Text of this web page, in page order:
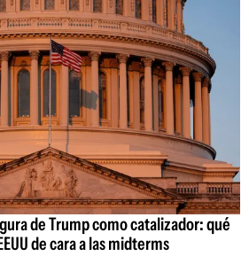
de Trump como catalizador: qué
de cara a las midterms